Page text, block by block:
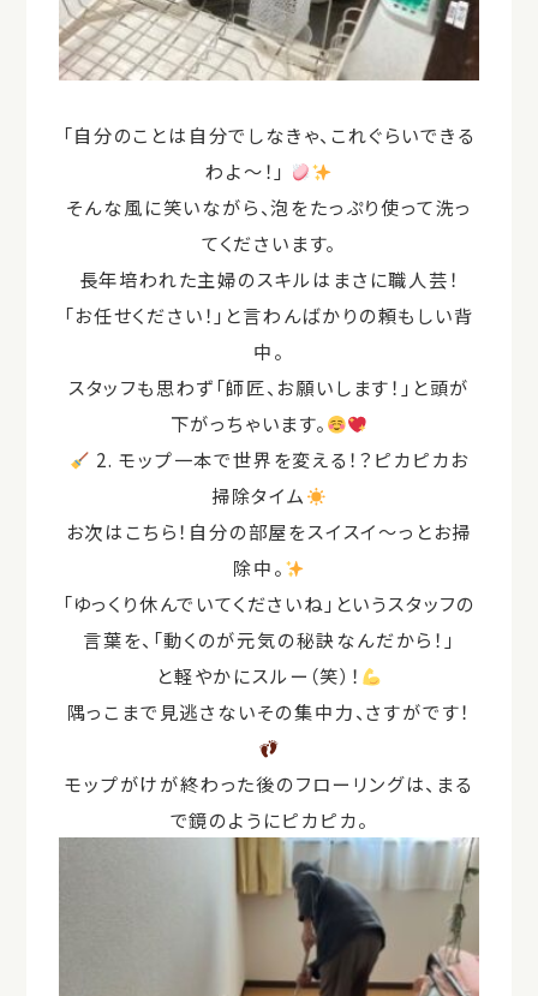
「自分のことは自分でしなきゃ、これぐらいできる
わよ〜！」
そんな風に笑いながら、泡をたっぷり使って洗っ
てくださいます。
長年培われた主婦のスキルはまさに職人芸！
「お任せください！」と言わんばかりの頼もしい背
中。
スタッフも思わず「師匠、お願いします！」と頭が
下がっちゃいます。
2.モップ一本で世界を変える！？ピカピカお
掃除タイム
お次はこちら！自分の部屋をスイスイ〜っとお掃
除中。
「ゆっくり休んでいてくださいね」というスタッフの
言葉を、「動くのが元気の秘訣なんだから！」
と軽やかにスルー（笑）！
隅っこまで見逃さないその集中力、さすがです！
モップがけが終わった後のフローリングは、まる
で鏡のようにピカピカ。